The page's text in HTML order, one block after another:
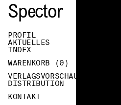
Spector
PROFIL
AKTUELLES
INDEX
WARENKORB (0 )
VERLAGSVORSCHAU
DISTRIBUTION
KONTAKT